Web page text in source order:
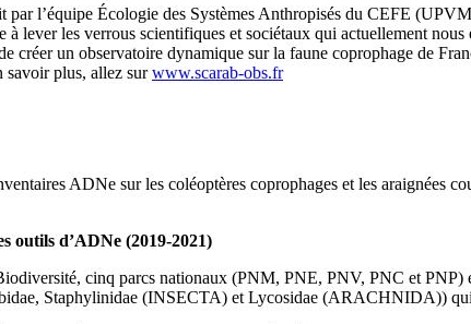
par l’équipe Écologie des Systèmes Anthropisés du CEFE
lever les verrous scientifiques et sociétaux qui actuellement
créer un observatoire dynamique sur la faune coprophage de
savoir plus, allez surwww.scarab-obs.fr
ADNe sur les coléoptères coprophages et les araignées
outils d’ADNe (2019-2021)
cinq parcs nationaux (PNM, PNE, PNV, PNC et
Staphylinidae (INSECTA) et Lycosidae (ARACHNIDA))